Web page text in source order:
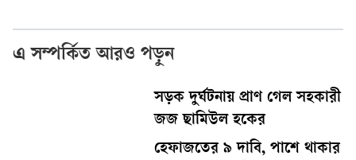
এ সম্পর্কিত আরও পড়ুন
সড়ক দুর্ঘটনায় প্রাণ গেল সহকারী
জজ ছামিউল হকের
হেফাজতের ৯ দাবি, পাশে থাকার